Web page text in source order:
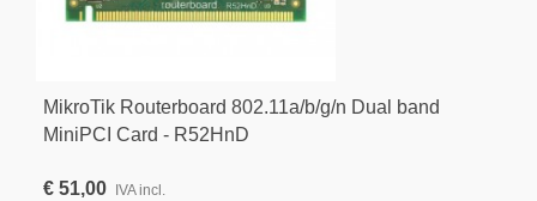
MikroTik Routerboard 802.11a/b/g/n Dual band
MiniPCI Card - R52HnD
€ 51,00
IVA incl.